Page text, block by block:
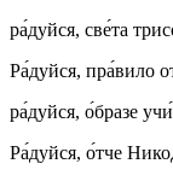
ра́дуйся, све́та
Ра́дуйся, пра́вило
ра́дуйся, о́бразе
Ра́дуйся, о́тче